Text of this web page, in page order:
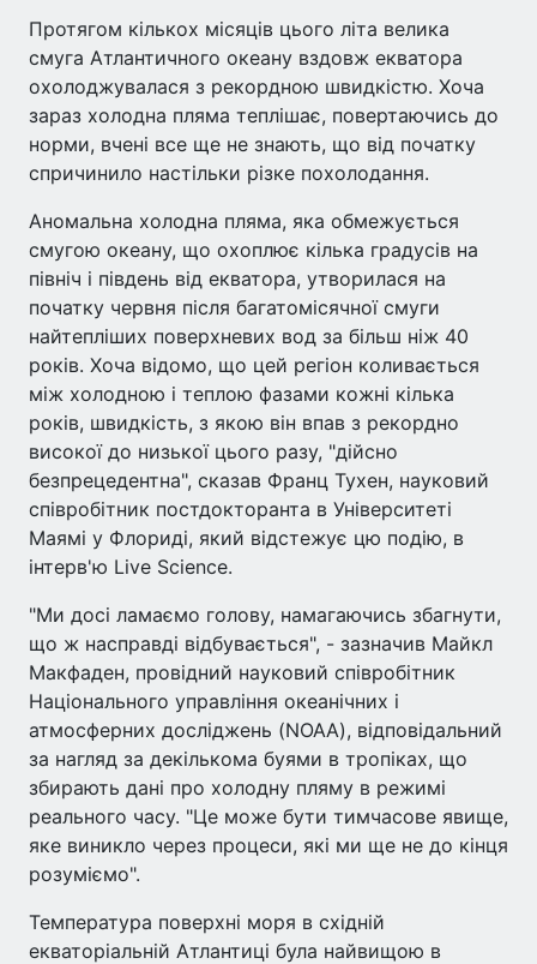
Протягом кількох місяців цього літа велика
смуга Атлантичного океану вздовж екватора
охолоджувалася з рекордною швидкістю. Хоча
зараз холодна пляма теплішає, повертаючись до
норми, вчені все ще не знають, що від початку
спричинило настільки різке похолодання.
Аномальна холодна пляма, яка обмежується
смугою океану, що охоплює кілька градусів на
північ і південь від екватора, утворилася на
початку червня після багатомісячної смуги
найтепліших поверхневих вод за більш ніж 40
років. Хоча відомо, що цей регіон коливається
між холодною і теплою фазами кожні кілька
років, швидкість, з якою він впав з рекордно
високої до низької цього разу, "дійсно
безпрецедентна", сказав Франц Тухен, науковий
співробітник постдокторанта в Університеті
Маямі у Флориді, який відстежує цю подію, в
інтерв'ю Live Science.
"Ми досі ламаємо голову, намагаючись збагнути,
що ж насправді відбувається", - зазначив Майкл
Макфаден, провідний науковий співробітник
Національного управління океанічних і
атмосферних досліджень (NOAA), відповідальний
за нагляд за декількома буями в тропіках, що
збирають дані про холодну пляму в режимі
реального часу. "Це може бути тимчасове явище,
яке виникло через процеси, які ми ще не до кінця
розуміємо".
Температура поверхні моря в східній
екваторіальній Атлантиці була найвищою в